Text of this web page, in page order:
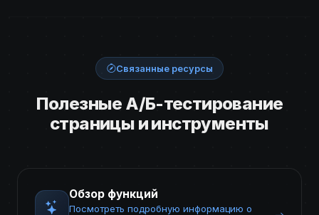
Связанные ресурсы
Полезные А/Б-тестирование
страницы и инструменты
Обзор функций
Посмотреть подробную информацию о